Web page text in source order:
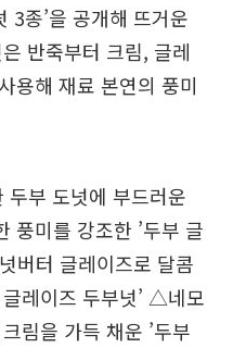
3종’을 공개해 뜨거운
반죽부터 크림, 글레
용해 재료 본연의 풍미
부 도넛에 부드러운
풍미를 강조한 ’두부 글
버터 글레이즈로 달콤
레이즈 두부넛’ △네모
림을 가득 채운 ’두부